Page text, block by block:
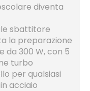
diventa
sbattitore
la preparazione
da 300 W, con 5
turbo
per qualsiasi
acciaio